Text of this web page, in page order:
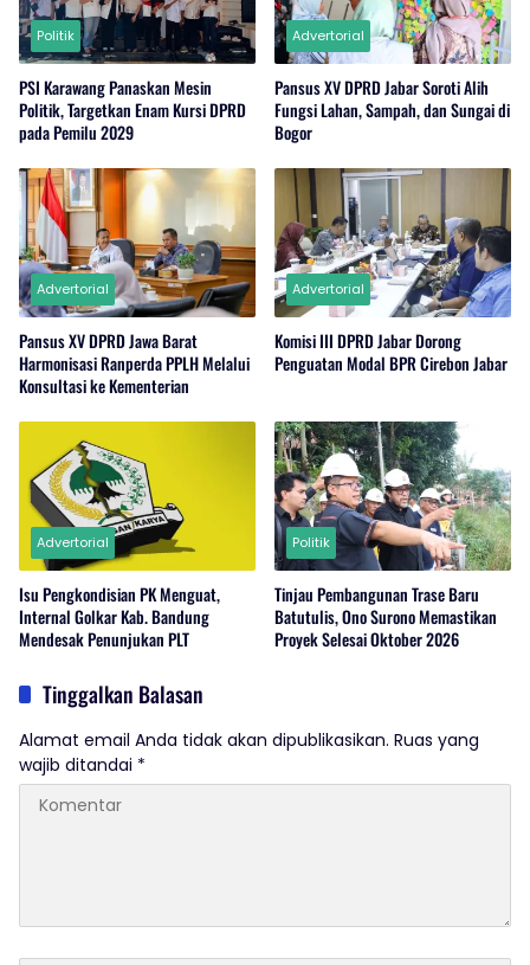
Politik
PSI Karawang Panaskan Mesin
Politik, Targetkan Enam Kursi DPRD
pada Pemilu 2029
Advertorial
Pansus XV DPRD Jabar Soroti Alih
Fungsi Lahan, Sampah, dan Sungai di
Bogor
Advertorial
Pansus XV DPRD Jawa Barat
Harmonisasi Ranperda PPLH Melalui
Konsultasi ke Kementerian
Advertorial
Komisi III DPRD Jabar Dorong
Penguatan Modal BPR Cirebon Jabar
Advertorial
Isu Pengkondisian PK Menguat,
Internal Golkar Kab. Bandung
Mendesak Penunjukan PLT
Politik
Tinjau Pembangunan Trase Baru
Batutulis, Ono Surono Memastikan
Proyek Selesai Oktober 2026
Tinggalkan Balasan
Alamat email Anda tidak akan dipublikasikan. Ruas yang
wajib ditandai *